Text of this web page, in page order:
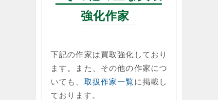
強化作家
下記の作家は買取強化しており
ます。また、その他の作家につ
いても、 取扱作家一覧 に掲載し
ております。